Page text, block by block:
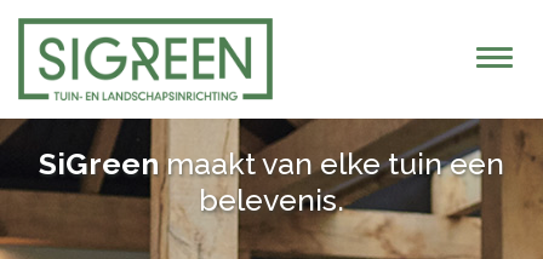
T
g
g
SiGreenmaakt van elke tuin een
belevenis.